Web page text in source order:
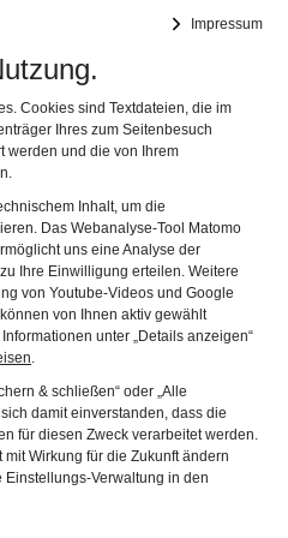
Impressum
Cookies sind Textdateien, die im
Ihres zum Seitenbesuch
werden und die von Ihrem
Inhalt, um die
Das Webanalyse-Tool Matomo
uns eine Analyse der
Ihre Einwilligung erteilen. Weitere
von Youtube-Videos und Google
von Ihnen aktiv gewählt
unter „Details anzeigen“
.
& schließen“ oder „Alle
damit einverstanden, dass die
für diesen Zweck verarbeitet werden.
Wirkung für die Zukunft ändern
Verwaltung in den
des
Sophiensaal